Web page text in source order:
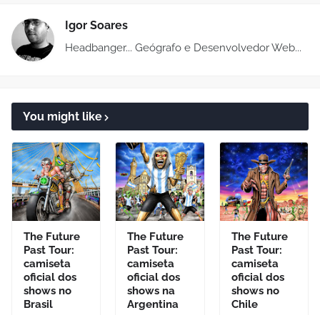
Igor Soares
Headbanger... Geógrafo e Desenvolvedor Web...
You might like
The Future
Past Tour:
camiseta
oficial dos
shows no
Brasil
The Future
Past Tour:
camiseta
oficial dos
shows na
Argentina
The Future
Past Tour:
camiseta
oficial dos
shows no
Chile